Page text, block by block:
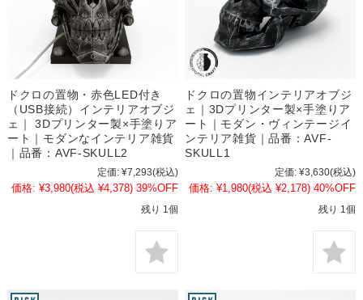
ドクロの置物・赤色LED付き
（USB接続）インテリアオブジ
ェ｜ 3Dプリンター製×手塗りア
ート｜モダンなインテリア雑貨
｜品番：AVF-SKULL2
定価: ¥7,293(税込)
価格: ¥3,980(税込 ¥4,378) 39%OFF
残り 1個
ドクロの置物インテリアオブジ
ェ｜3Dプリンター製×手塗りア
ート｜モダン・ヴィンテージイ
ンテリア雑貨｜品番：AVF-
SKULL1
定価: ¥3,630(税込)
価格: ¥1,980(税込 ¥2,178) 40%OFF
残り 1個